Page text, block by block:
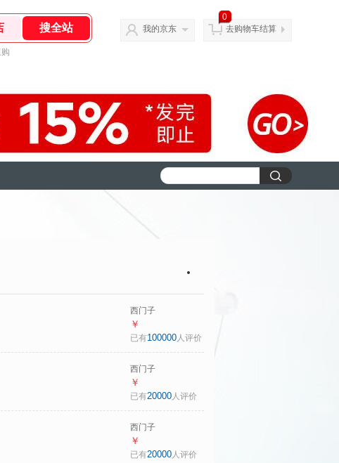
我的京东
0
去购物车结算
西门子
（SIEMENS）
iQ300 10KG大容量
除螨 羊毛洗 羽绒洗
WG52A108AW
￥
已有100000人评价
西门子
（SIEMENS）冰立
方500L十字门大容
家用电冰箱
KC88CE163C 国家
补贴
￥
已有20000人评价
西门子
（SIEMENS）
iQ300 10KG大容量
￥
已有20000人评价